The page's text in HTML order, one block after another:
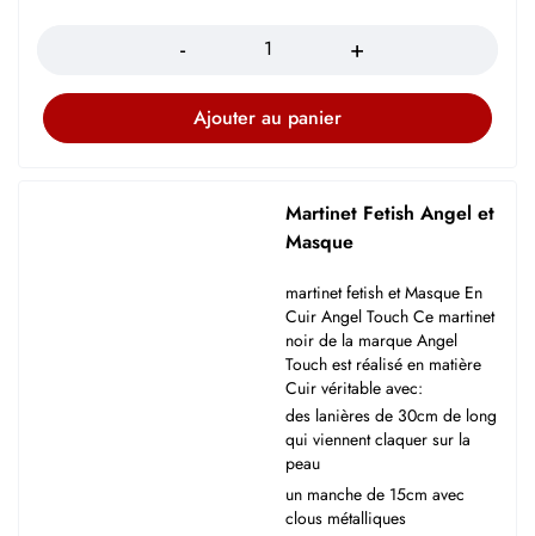
Ajouter au panier
Martinet Fetish Angel et
Masque
martinet fetish et Masque En
Cuir Angel Touch Ce martinet
noir de la marque Angel
Touch est réalisé en matière
Cuir véritable avec:
des lanières de 30cm de long
qui viennent claquer sur la
peau
un manche de 15cm avec
clous métalliques